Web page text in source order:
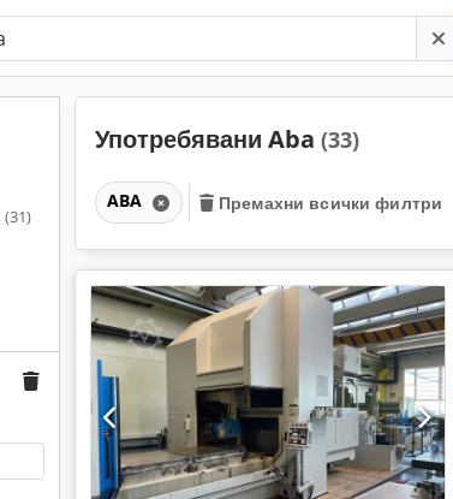
(31)
Употребявани Aba (33)
ABA Премахни всички филтри